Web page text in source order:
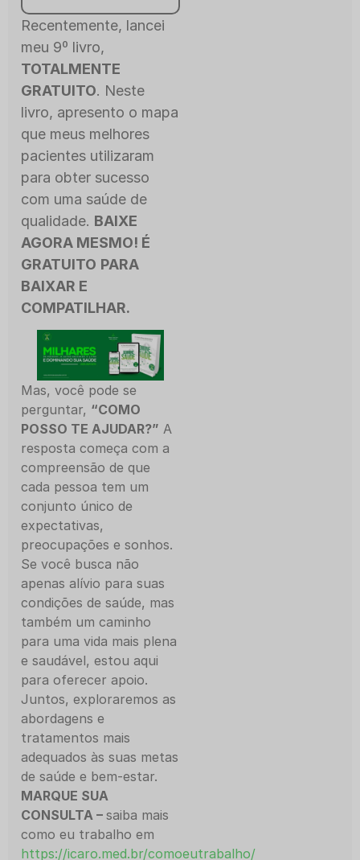
Recentemente, lancei
meu 9º livro,
TOTALMENTE
GRATUITO. Neste
livro, apresento o mapa
que meus melhores
pacientes utilizaram
para obter sucesso
com uma saúde de
qualidade. BAIXE
AGORA MESMO! É
GRATUITO PARA
BAIXAR E
COMPATILHAR.
Mas, você pode se
perguntar, “COMO
POSSO TE AJUDAR?” A
resposta começa com a
compreensão de que
cada pessoa tem um
conjunto único de
expectativas,
preocupações e sonhos.
Se você busca não
apenas alívio para suas
condições de saúde, mas
também um caminho
para uma vida mais plena
e saudável, estou aqui
para oferecer apoio.
Juntos, exploraremos as
abordagens e
tratamentos mais
adequados às suas metas
de saúde e bem-estar.
MARQUE SUA
CONSULTA – saiba mais
como eu trabalho em
https://icaro.med.br/comoeutrabalho/